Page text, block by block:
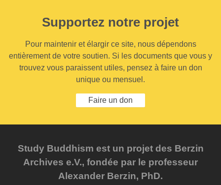
Supportez notre projet
Pour maintenir et élargir ce site, nous dépendons
entièrement de votre soutien. Si les documents que vous y
trouvez vous paraissent utiles, pensez à faire un don
unique ou mensuel.
Faire un don
Study Buddhism est un projet des Berzin
Archives e.V., fondée par le professeur
Alexander Berzin, PhD.